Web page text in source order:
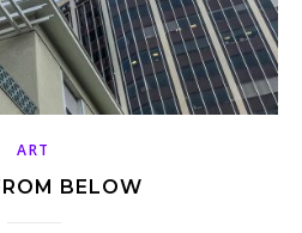
ART
BELOW